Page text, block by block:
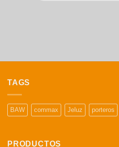
TAGS
BAW commax Jeluz porteros
PRODUCTOS